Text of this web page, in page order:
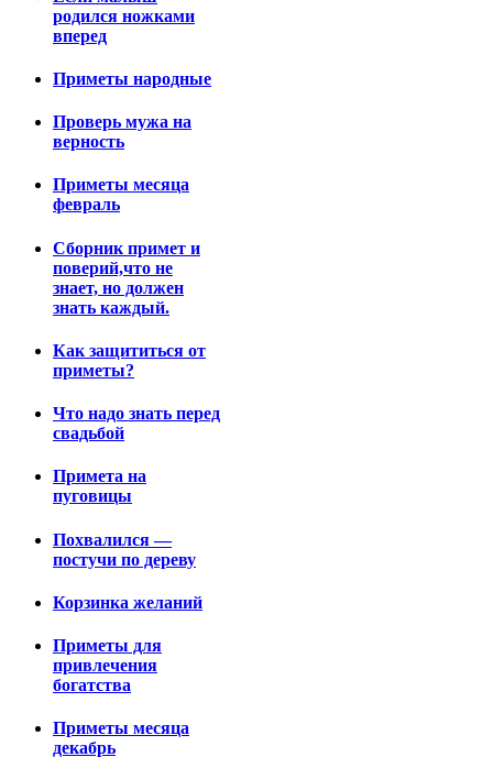
родился ножками
вперед
Приметы народные
Проверь мужа на
верность
Приметы месяца
февраль
Сборник примет и
поверий,что не
знает, но должен
знать каждый.
Как защититься от
приметы?
Что надо знать перед
свадьбой
Примета на
пуговицы
Похвалился —
постучи по дереву
Корзинка желаний
Приметы для
привлечения
богатства
Приметы месяца
декабрь